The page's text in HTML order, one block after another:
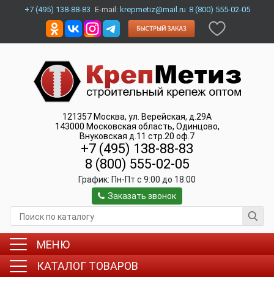
+7 (495) 138-88-83 E-mail: krepmetiz@mail.ru 8 (800) 555-02-05
121357 Москва, ул. Верейская, д.29А
143000 Московская область, Одинцово,
Внуковская д.11 стр.20 оф.7
+7 (495) 138-88-83
8 (800) 555-02-05
График: Пн-Пт c 9:00 до 18:00
Заказать звонок
МЕНЮ
КАТАЛОГ ТОВАРОВ